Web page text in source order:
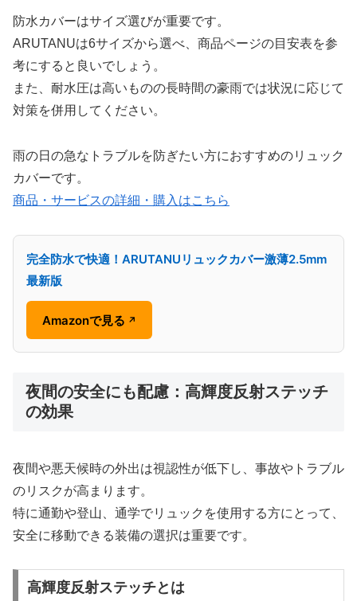
防水カバーはサイズ選びが重要です。
ARUTANUは6サイズから選べ、商品ページの目安表を参
考にすると良いでしょう。
また、耐水圧は高いものの長時間の豪雨では状況に応じて
対策を併用してください。
雨の日の急なトラブルを防ぎたい方におすすめのリュック
カバーです。
商品・サービスの詳細・購入はこちら
完全防水で快適！ARUTANUリュックカバー激薄2.5mm
最新版
Amazonで見る ↗
夜間の安全にも配慮：高輝度反射ステッチ
の効果
夜間や悪天候時の外出は視認性が低下し、事故やトラブル
のリスクが高まります。
特に通勤や登山、通学でリュックを使用する方にとって、
安全に移動できる装備の選択は重要です。
高輝度反射ステッチとは